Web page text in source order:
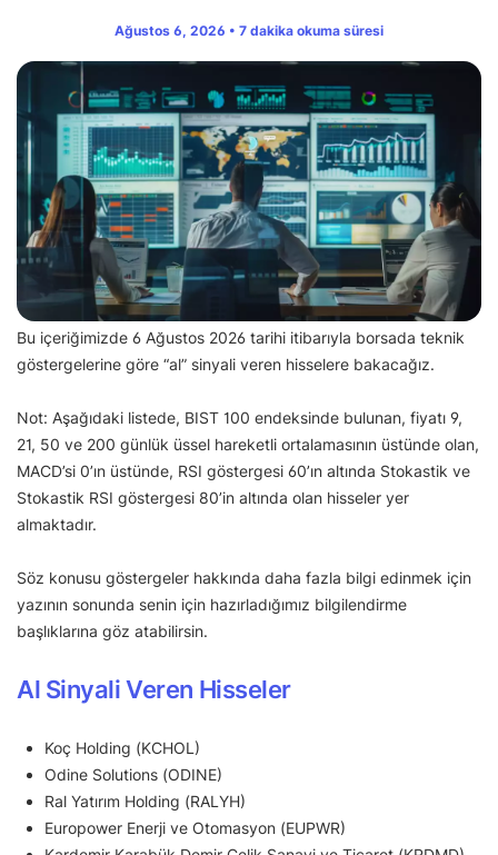
Ağustos 6, 2026 • 7 dakika okuma süresi
Bu içeriğimizde 6 Ağustos 2026 tarihi itibarıyla borsada teknik
göstergelerine göre “al” sinyali veren hisselere bakacağız.
Not: Aşağıdaki listede, BIST 100 endeksinde bulunan, fiyatı 9,
21, 50 ve 200 günlük üssel hareketli ortalamasının üstünde olan,
MACD’si 0’ın üstünde, RSI göstergesi 60’ın altında Stokastik ve
Stokastik RSI göstergesi 80’in altında olan hisseler yer
almaktadır.
Söz konusu göstergeler hakkında daha fazla bilgi edinmek için
yazının sonunda senin için hazırladığımız bilgilendirme
başlıklarına göz atabilirsin.
Al Sinyali Veren Hisseler
Koç Holding (KCHOL)
Odine Solutions (ODINE)
Ral Yatırım Holding (RALYH)
Europower Enerji ve Otomasyon (EUPWR)